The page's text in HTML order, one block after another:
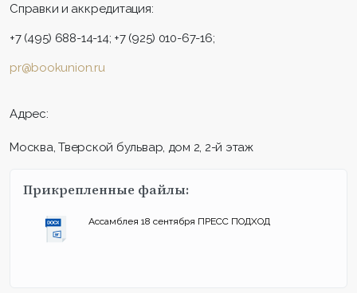
Справки и аккредитация:
+7 (495) 688-14-14; +7 (925) 010-67-16;
pr@bookunion.ru
Адрес:
Москва, Тверской бульвар, дом 2, 2-й этаж
Прикрепленные файлы:
Ассамблея 18 сентября ПРЕСС ПОДХОД